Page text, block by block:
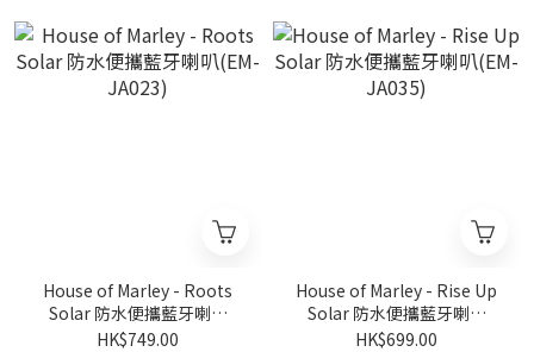
House of Marley - Roots
Solar 防水便攜藍牙喇叭
(EM-JA023)
HK$749.00
House of Marley - Rise Up
Solar 防水便攜藍牙喇叭
(EM-JA035)
HK$699.00